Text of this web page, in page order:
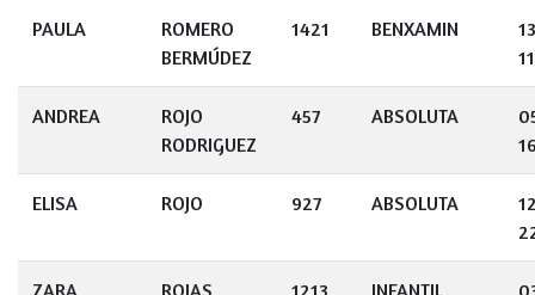
PAULA
ROMERO
BERMÚDEZ
1421 BENXAMIN
ANDREA
ROJO
RODRIGUEZ
457 ABSOLUTA
ELISA ROJO 927 ABSOLUTA
ZARA
ROJAS
1213 INFANTIL